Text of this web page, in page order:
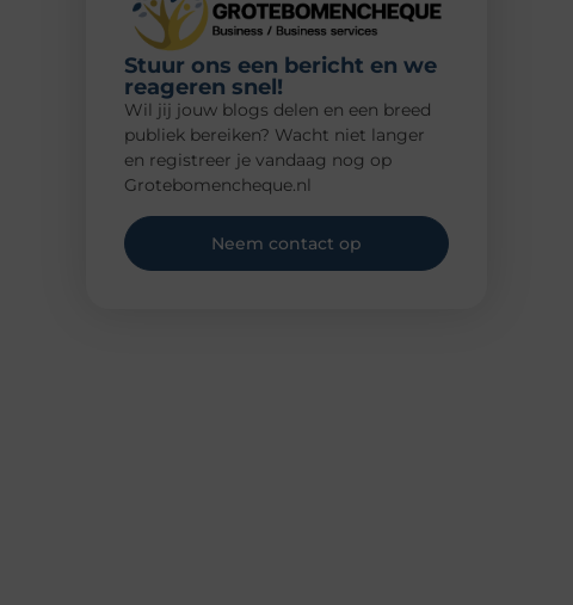
Stuur ons een bericht en we
reageren snel!
Wil jij jouw blogs delen en een breed
publiek bereiken? Wacht niet langer
en registreer je vandaag nog op
Grotebomencheque.nl
Neem contact op